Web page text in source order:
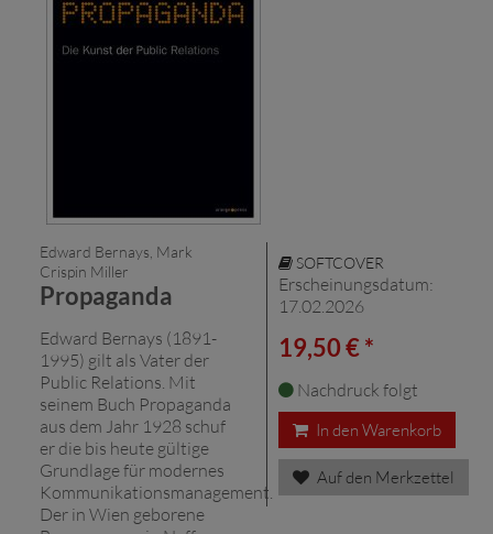
Edward Bernays, Mark
Crispin Miller
Propaganda
Edward Bernays (1891-
1995) gilt als Vater der
Public Relations. Mit
seinem Buch Propaganda
aus dem Jahr 1928 schuf
er die bis heute gültige
Grundlage für modernes
Kommunikationsmanagement.
Der in Wien geborene
SOFTCOVER
Erscheinungsdatum:
17.02.2026
19,50 € *
Nachdruck folgt
In den Warenkorb
Auf den Merkzettel